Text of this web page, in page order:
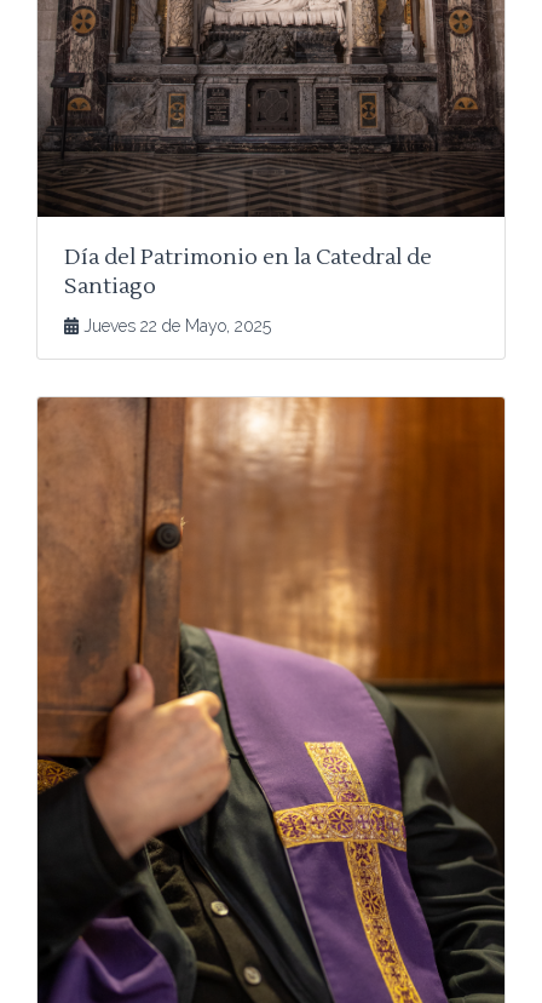
Día del Patrimonio en la Catedral de
Santiago
Jueves 22 de Mayo, 2025